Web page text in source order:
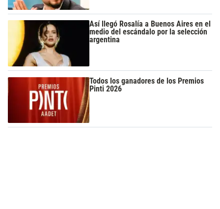
Así llegó Rosalía a Buenos Aires en el
medio del escándalo por la selección
argentina
Todos los ganadores de los Premios
Pinti 2026